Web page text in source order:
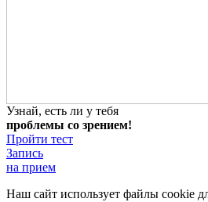
Узнай, есть ли у тебя
проблемы со зрением!
Пройти тест
Запись
на прием
Наш сайт использует файлы cookie